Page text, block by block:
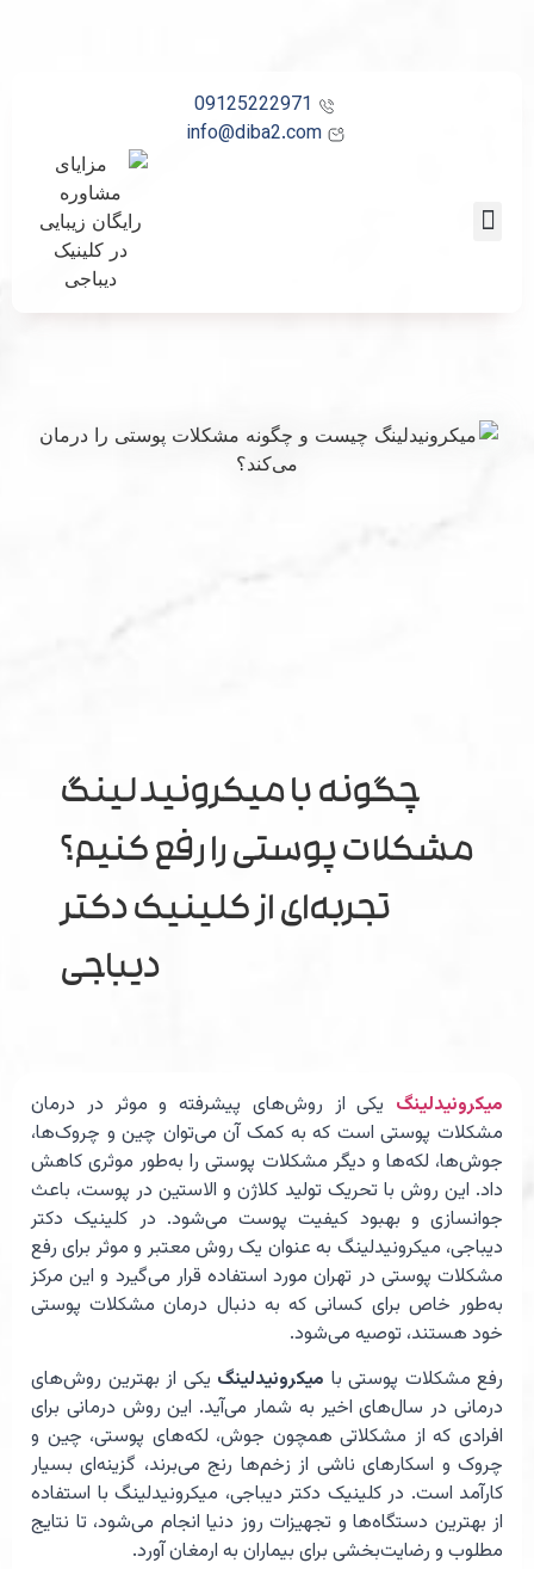
09125222971
info@diba2.com
چگونه با میکرونیدلینگ
مشکلات پوستی را رفع کنیم؟
تجربه‌ای از کلینیک دکتر
دیباجی
میکرونیدلینگ یکی از روش‌های پیشرفته و موثر در درمان
مشکلات پوستی است که به کمک آن می‌توان چین و چروک‌ها،
جوش‌ها، لکه‌ها و دیگر مشکلات پوستی را به‌طور موثری کاهش
داد. این روش با تحریک تولید کلاژن و الاستین در پوست، باعث
جوانسازی و بهبود کیفیت پوست می‌شود. در کلینیک دکتر
دیباجی، میکرونیدلینگ به عنوان یک روش معتبر و موثر برای رفع
مشکلات پوستی در تهران مورد استفاده قرار می‌گیرد و این مرکز
به‌طور خاص برای کسانی که به دنبال درمان مشکلات پوستی
خود هستند، توصیه می‌شود.
رفع مشکلات پوستی با میکرونیدلینگ یکی از بهترین روش‌های
درمانی در سال‌های اخیر به شمار می‌آید. این روش درمانی برای
افرادی که از مشکلاتی همچون جوش، لکه‌های پوستی، چین و
چروک و اسکارهای ناشی از زخم‌ها رنج می‌برند، گزینه‌ای بسیار
کارآمد است. در کلینیک دکتر دیباجی، میکرونیدلینگ با استفاده
از بهترین دستگاه‌ها و تجهیزات روز دنیا انجام می‌شود، تا نتایج
مطلوب و رضایت‌بخشی برای بیماران به ارمغان آورد.